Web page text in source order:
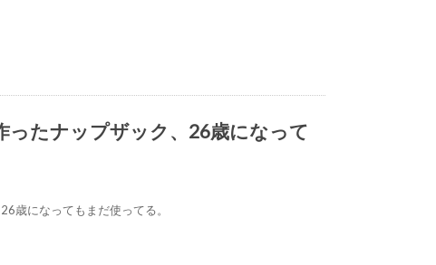
ったナップザック、26歳になって
歳になってもまだ使ってる。